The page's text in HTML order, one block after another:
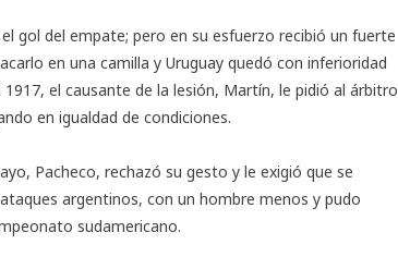
gol del empate; pero en su esfuerzo recibió un fuerte
en una camilla y Uruguay quedó con inferioridad
el causante de la lesión, Martín, le pidió al árbitro
en igualdad de condiciones.
Pacheco, rechazó su gesto y le exigió que se
argentinos, con un hombre menos y pudo
sudamericano.